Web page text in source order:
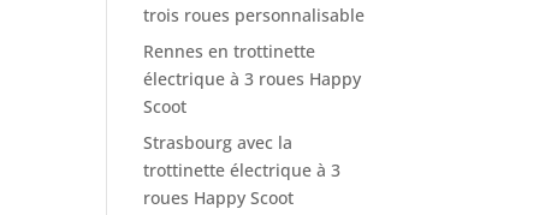
trois roues personnalisable
Rennes en trottinette
électrique à 3 roues Happy
Scoot
Strasbourg avec la
trottinette électrique à 3
roues Happy Scoot